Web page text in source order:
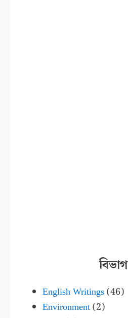
বিভাগ
English Writings(46)
Environment(2)